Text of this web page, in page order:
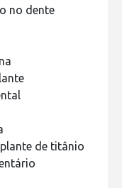
no dente
de titânio